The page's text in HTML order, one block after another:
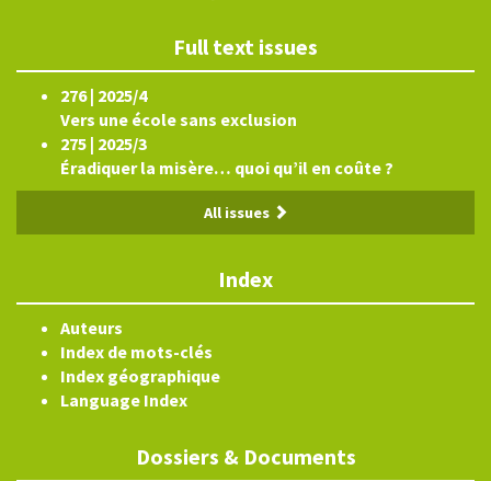
Full text issues
276 | 2025/4
Vers une école sans exclusion
275 | 2025/3
Éradiquer la misère… quoi qu’il en coûte ?
All issues
Index
Auteurs
Index de mots-clés
Index géographique
Language Index
Dossiers & Documents